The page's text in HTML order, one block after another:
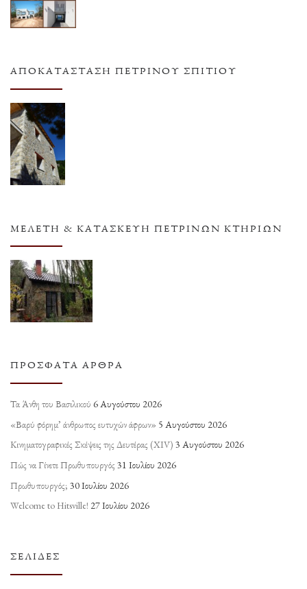
ΑΠΟΚΑΤΆΣΤΑΣΗ ΠΈΤΡΙΝΟΥ ΣΠΙΤΙΟΎ
ΜΕΛΈΤΗ & ΚΑΤΑΣΚΕΥΉ ΠΈΤΡΙΝΩΝ ΚΤΗΡΊΩΝ
ΠΡΌΣΦΑΤΑ ΆΡΘΡΑ
Τα Άνθη του Βασιλικού 6 Αυγούστου 2026
«Βαρύ φόρημ’ άνθρωπος ευτυχών άφρων» 5 Αυγούστου 2026
Κινηματογραφικές Σκέψεις της Δευτέρας (ΧΙV) 3 Αυγούστου 2026
Πώς να Γίνετε Πρωθυπουργός 31 Ιουλίου 2026
Πρωθυπουργός; 30 Ιουλίου 2026
Welcome to Hitsville! 27 Ιουλίου 2026
ΣΕΛΊΔΕΣ